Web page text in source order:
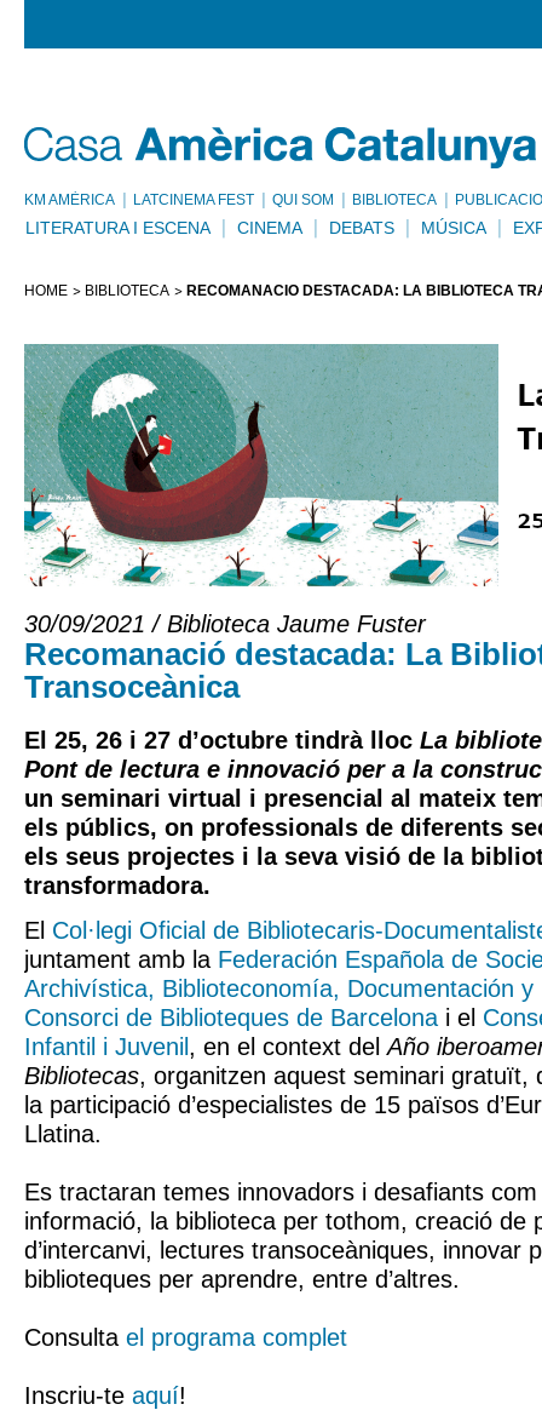
KM AMÈRICA LATCINEMA FEST QUI SOM BIBLIOTECA
LITERATURA I ESCENA CINEMA DEBATS MÚSICA
HOME BIBLIOTECA RECOMANACIÓ DESTACADA: LA BIBLIOTECA
30/09/2021 / Biblioteca Jaume Fuster
Recomanació destacada: La
Transoceànica
El 25, 26 i 27 d’octubre tindrà lloc La
Pont de lectura e innovació per a la
un seminari virtual i presencial al mateix
els públics, on professionals de diferents
els seus projectes i la seva visió de la
transformadora.
El Col·legi Oficial de Bibliotecaris-
juntament amb la Federación Española de
Archivística, Biblioteconomía, Documentación
Consorci de Biblioteques de Barcelona i el
Infantil i Juvenil , en el context delAño
Bibliotecas, organitzen aquest seminari gratuït,
la participació d’especialistes de 15 països
Llatina.
Es tractaran temes innovadors i desafiants
informació, la biblioteca per tothom, creació de
d’intercanvi, lectures transoceàniques, innovar
biblioteques per aprendre, entre d’altres.
Consulta el programa complet
Inscriu-te aquí!